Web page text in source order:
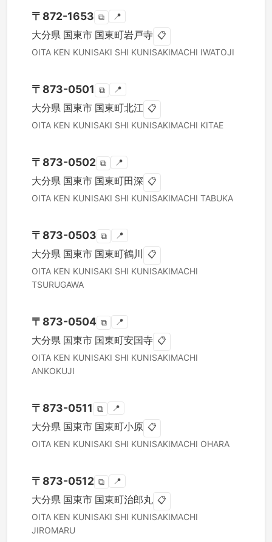
〒 872-1653 ⧉ 📍
大分県 国東市 国東町岩戸寺 📋
OITA KEN KUNISAKI SHI KUNISAKIMACHI IWATOJI
〒 873-0501 ⧉ 📍
大分県 国東市 国東町北江 📋
OITA KEN KUNISAKI SHI KUNISAKIMACHI KITAE
〒 873-0502 ⧉ 📍
大分県 国東市 国東町田深 📋
OITA KEN KUNISAKI SHI KUNISAKIMACHI TABUKA
〒 873-0503 ⧉ 📍
大分県 国東市 国東町鶴川 📋
OITA KEN KUNISAKI SHI KUNISAKIMACHI
TSURUGAWA
〒 873-0504 ⧉ 📍
大分県 国東市 国東町安国寺 📋
OITA KEN KUNISAKI SHI KUNISAKIMACHI
ANKOKUJI
〒 873-0511 ⧉ 📍
大分県 国東市 国東町小原 📋
OITA KEN KUNISAKI SHI KUNISAKIMACHI OHARA
〒 873-0512 ⧉ 📍
大分県 国東市 国東町治郎丸 📋
OITA KEN KUNISAKI SHI KUNISAKIMACHI
JIROMARU